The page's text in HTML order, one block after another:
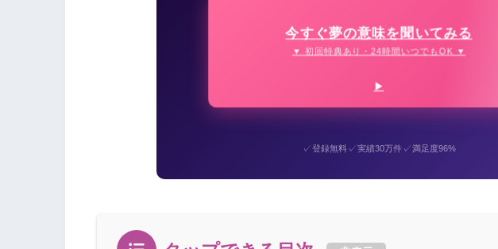
今すぐ夢の意味を聞いてみる
▼ 初回特典あり・24時間いつでもOK ▼
✓登録無料✓実績30万件✓満足度96%